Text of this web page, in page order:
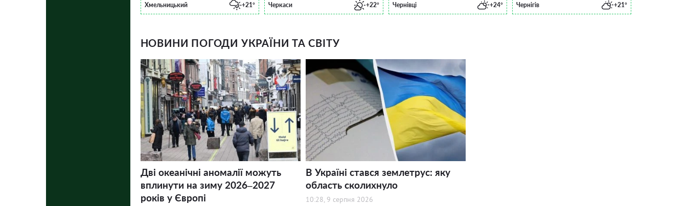
Хмельницький +21° Черкаси +22° Чернівці +24° Чернігів +21°
НОВИНИ ПОГОДИ УКРАЇНИ ТА СВІТУ
Дві океанічні аномалії можуть
вплинути на зиму 2026–2027
років у Європі
В Україні стався землетрус: яку
область сколихнуло
10:28, 9 серпня 2026